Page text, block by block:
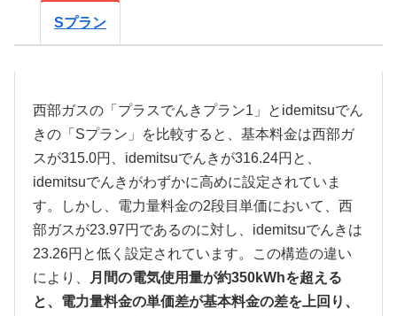
Sプラン
西部ガスの「プラスでんきプラン1」とidemitsuでん
きの「Sプラン」を比較すると、基本料金は西部ガ
スが315.0円、idemitsuでんきが316.24円と、
idemitsuでんきがわずかに高めに設定されていま
す。しかし、電力量料金の2段目単価において、西
部ガスが23.97円であるのに対し、idemitsuでんきは
23.26円と低く設定されています。この構造の違い
により、
月間の電気使用量が約350kWhを超える
と、電力量料金の単価差が基本料金の差を上回り、